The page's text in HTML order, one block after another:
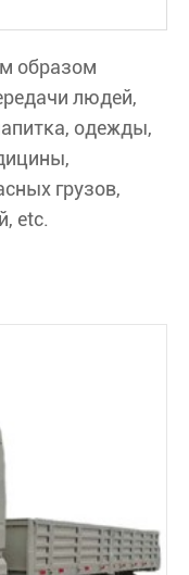
образом
людей,
одежды,
грузов,
etc.